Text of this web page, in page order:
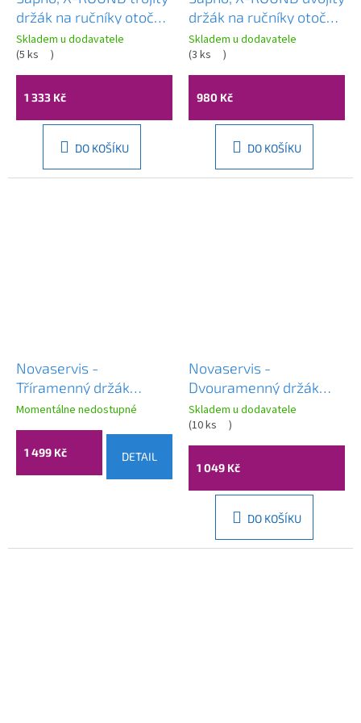
držák na ručníky otočný
450mm, chrom, XR407
Skladem u dodavatele
(5 ks )
1 333 Kč
DO KOŠÍKU
držák na ručníky otočný
450mm, chrom, XR403
Skladem u dodavatele
(3 ks )
980 Kč
DO KOŠÍKU
Novaservis -
Tříramenný držák
ručníků Metalia 3
chrom, 6329,0
Momentálne nedostupné
1 499 Kč DETAIL
Novaservis -
Dvouramenný držák
ručníků Metalia 1
chrom, 6129,0
Skladem u dodavatele
(10 ks )
1 049 Kč
DO KOŠÍKU